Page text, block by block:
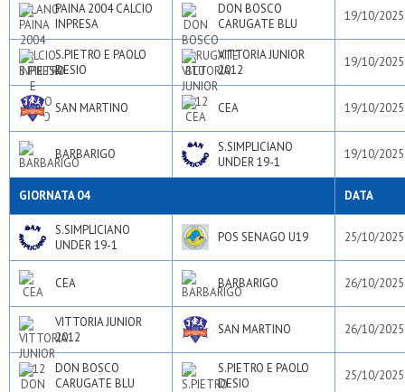
PAINA 2004 CALCIO
INPRESA
DON BOSCO
CARUGATE BLU
19/10/2025
S.PIETRO E PAOLO
DESIO
VITTORIA JUNIOR
2012
19/10/2025
SAN MARTINO CEA 19/10/2025
BARBARIGO
S.SIMPLICIANO
UNDER 19-1
19/10/2025
GIORNATA 04 DATA
S.SIMPLICIANO
UNDER 19-1
POS SENAGO U19 25/10/2025
CEA BARBARIGO 26/10/2025
VITTORIA JUNIOR
2012
SAN MARTINO 26/10/2025
DON BOSCO
CARUGATE BLU
S.PIETRO E PAOLO
DESIO
25/10/2025